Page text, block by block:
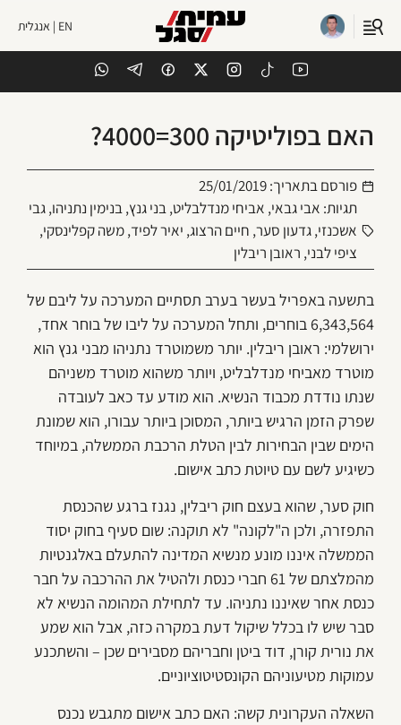
EN | אנגלית
האם בפוליטיקה 300=4000?
פורסם בתאריך:25/01/2019
תגיות: אבי גבאי, אביחי מנדלבליט,בני גנץ,בנימין נתניהו,גבי
אשכנזי,גדעון סער, חיים הרצוג, יאיר לפיד,משה קפלינסקי,
ציפי לבני, ראובן ריבלין
בתשעה באפריל בעשר בערב תסתיים המערכה על ליבם של
6,343,564 בוחרים, ותחל המערכה על ליבו של בוחר אחד,
ירושלמי: ראובן ריבלין. יותר משמוטרד נתניהו מבני גנץ הוא
מוטרד מאביחי מנדלבליט, ויותר משהוא מוטרד משניהם
שנתו נודדת מכבוד הנשיא. הוא מודע עד כאב לעובדה
שפרק הזמן הרגיש ביותר, המסוכן ביותר עבורו, הוא שמונת
הימים שבין הבחירות לבין הטלת הרכבת הממשלה, במיוחד
כשיגיע לשם עם טיוטת כתב אישום.
חוק סער, שהוא בעצם חוק ריבלין, נגנז ברגע שהכנסת
התפזרה, ולכן ה"לקונה" לא תוקנה: שום סעיף בחוק יסוד
הממשלה איננו מונע מנשיא המדינה להתעלם באלגנטיות
מהמלצתם של 61 חברי כנסת ולהטיל את ההרכבה על חבר
כנסת אחר שאיננו נתניהו. עד לתחילת המהומה הנשיא לא
סבר שיש לו בכלל שיקול דעת במקרה כזה, אבל הוא שמע
את נורית קורן, דוד ביטן וחבריהם מסבירים שכן – והשתכנע
עמוקות מטיעוניהם הקונסטיטוציוניים.
השאלה העקרונית קשה: האם כתב אישום מתגבש נכנס